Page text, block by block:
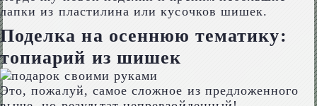
лапки из пластилина или кусочков шишек.
Поделка на осеннюю тематику:
топиарий из шишек
Это, пожалуй, самое сложное из предложенного